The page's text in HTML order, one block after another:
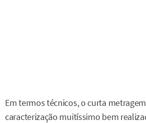
Em termos técnicos, o curta
caracterização muitíssimo bem